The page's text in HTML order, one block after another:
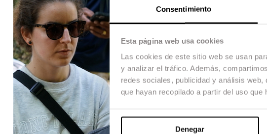
Consentimiento
Esta página web usa cookies
Las cookies de este sitio web se usan
y analizar el tráfico. Además,
redes sociales, publicidad y análisis
que hayan recopilado a partir del uso
Denegar